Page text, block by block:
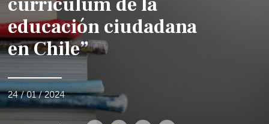
educación ciudadana
en Chile”
24 / 01 / 2024